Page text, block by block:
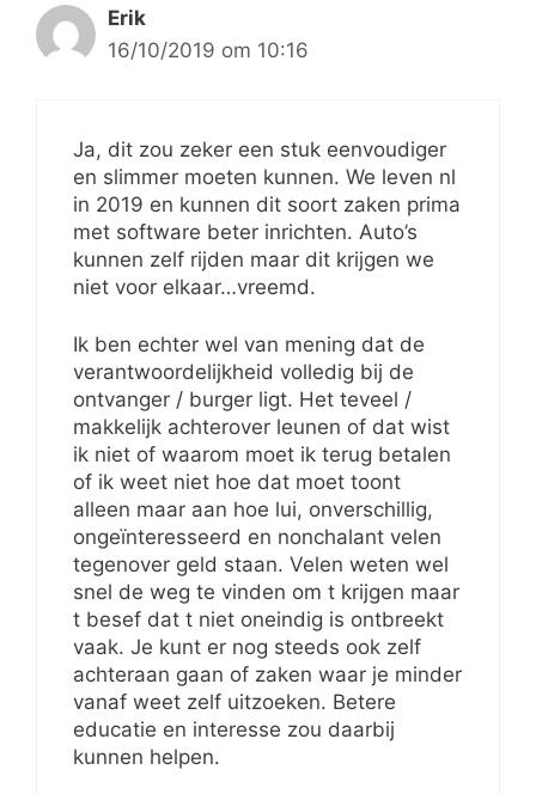
Erik
16/10/2019 om 10:16
Ja, dit zou zeker een stuk eenvoudiger
en slimmer moeten kunnen. We leven nl
in 2019 en kunnen dit soort zaken prima
met software beter inrichten. Auto’s
kunnen zelf rijden maar dit krijgen we
niet voor elkaar…vreemd.
Ik ben echter wel van mening dat de
verantwoordelijkheid volledig bij de
ontvanger / burger ligt. Het teveel /
makkelijk achterover leunen of dat wist
ik niet of waarom moet ik terug betalen
of ik weet niet hoe dat moet toont
alleen maar aan hoe lui, onverschillig,
ongeïnteresseerd en nonchalant velen
tegenover geld staan. Velen weten wel
snel de weg te vinden om t krijgen maar
t besef dat t niet oneindig is ontbreekt
vaak. Je kunt er nog steeds ook zelf
achteraan gaan of zaken waar je minder
vanaf weet zelf uitzoeken. Betere
educatie en interesse zou daarbij
kunnen helpen.